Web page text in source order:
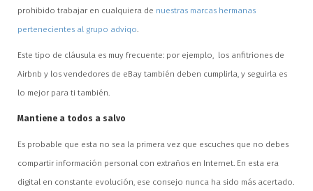
prohibido trabajar en cualquiera de nuestras marcas hermanas
pertenecientes al grupo adviqo.
Este tipo de cláusula es muy frecuente: por ejemplo, los anfitriones de
Airbnb y los vendedores de eBay también deben cumplirla, y seguirla es
lo mejor para ti también.
Mantiene a todos a salvo
Es probable que esta no sea la primera vez que escuches que no debes
compartir información personal con extraños en Internet. En esta era
digital en constante evolución, ese consejo nunca ha sido más acertado.